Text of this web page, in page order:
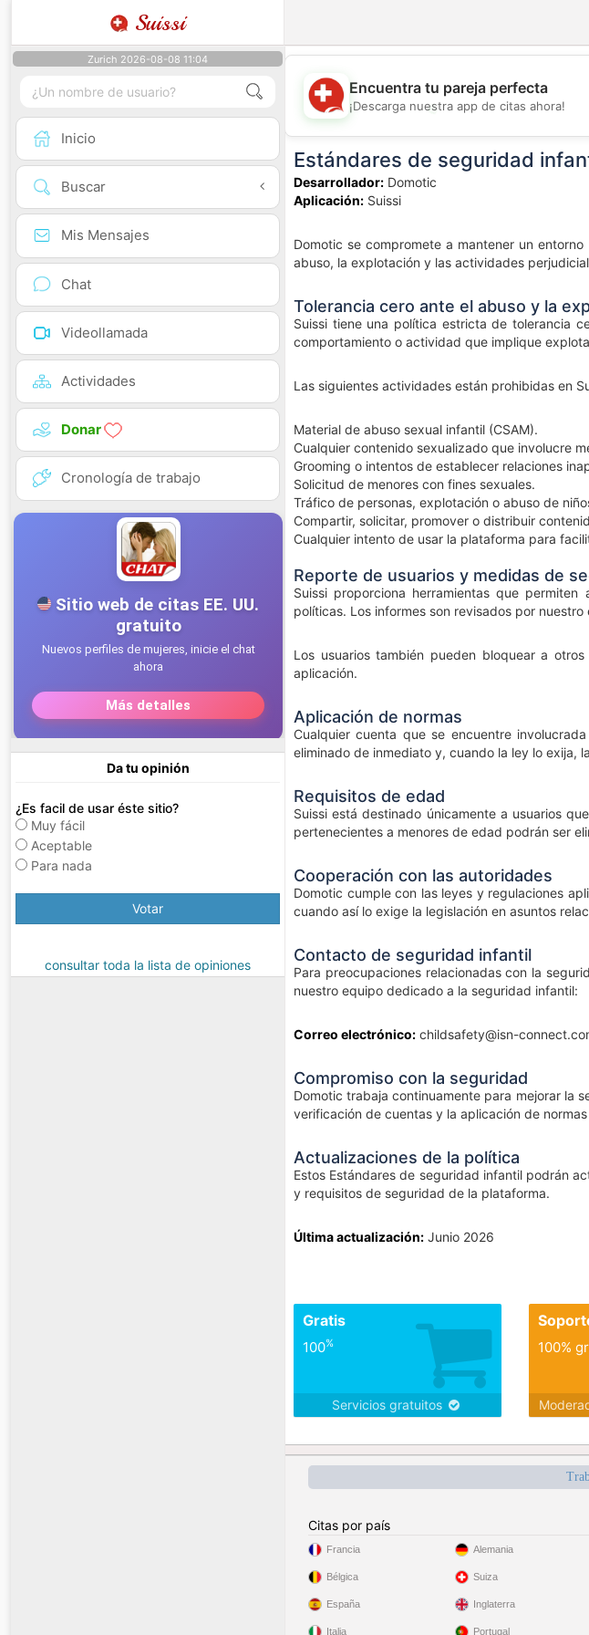
Suissi
Zurich 2026-08-08 11:04
Inicio
Buscar
Mis Mensajes
Chat
Videollamada
Actividades
Donar
Cronología de trabajo
Da tu opinión
¿Es facil de usar éste sitio?
Muy fácil
Aceptable
Para nada
Votar
consultar toda la lista de opiniones
💖
Encuentra tu pareja perfecta
¡Descarga nuestra app de citas ahora!
Estándares de seguridad
Desarrollador: Domotic
Aplicación: Suissi
Domotic se compromete a mantener un
abuso, la explotación y las actividades
Tolerancia cero ante el abuso y la
Suissi tiene una política estricta de tolerancia
comportamiento o actividad que implique
Las siguientes actividades están prohibidas en
Material de abuso sexual infantil (CSAM).
Cualquier contenido sexualizado que involucre
Grooming o intentos de establecer relaciones
Solicitud de menores con fines sexuales.
Tráfico de personas, explotación o abuso de
Compartir, solicitar, promover o distribuir
Cualquier intento de usar la plataforma para
Reporte de usuarios y medidas de
Suissi proporciona herramientas que
políticas. Los informes son revisados por
Los usuarios también pueden bloquear a
aplicación.
Aplicación de normas
Cualquier cuenta que se encuentre
eliminado de inmediato y, cuando la ley lo exija,
Requisitos de edad
Suissi está destinado únicamente a usuarios
pertenecientes a menores de edad podrán ser
Cooperación con las autoridades
Domotic cumple con las leyes y regulaciones
cuando así lo exige la legislación en asuntos
Contacto de seguridad infantil
Para preocupaciones relacionadas con la
nuestro equipo dedicado a la seguridad infantil:
Correo electrónico: childsafety@isn-
Compromiso con la seguridad
Domotic trabaja continuamente para mejorar la
verificación de cuentas y la aplicación de
Actualizaciones de la política
Estos Estándares de seguridad infantil podrán
y requisitos de seguridad de la plataforma.
Última actualización: Junio 2026
Gratis
100%
Servicios gratuitos
100%
Citas por país
Francia
Bélgica
España
Italia
Alemania
Suiza
Inglaterra
Portugal